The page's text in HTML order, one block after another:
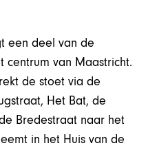
een deel van de
centrum van Maastricht.
de stoet via de
Het Bat, de
Bredestraat naar het
in het Huis van de